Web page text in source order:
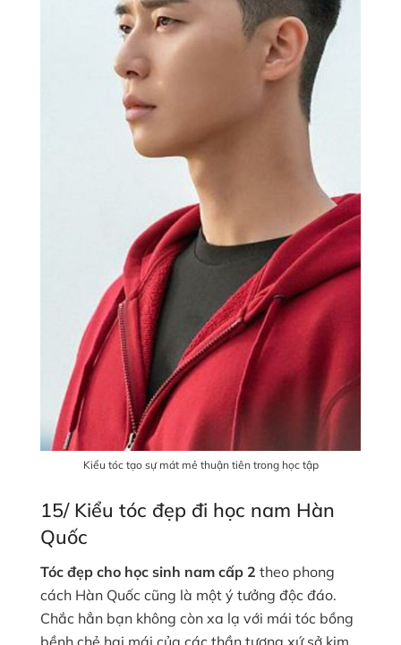
Kiểu tóc tạo sự mát mẻ thuận tiên trong học tập
15/ Kiểu tóc đẹp đi học nam Hàn
Quốc
Tóc đẹp cho học sinh nam cấp 2 theo phong
cách Hàn Quốc cũng là một ý tưởng độc đáo.
Chắc hẳn bạn không còn xa lạ với mái tóc bồng
bềnh chẻ hai mái của các thần tượng xứ sở kim